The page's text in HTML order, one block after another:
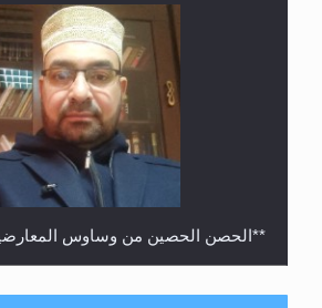
**الحصن الحصين من وساوس